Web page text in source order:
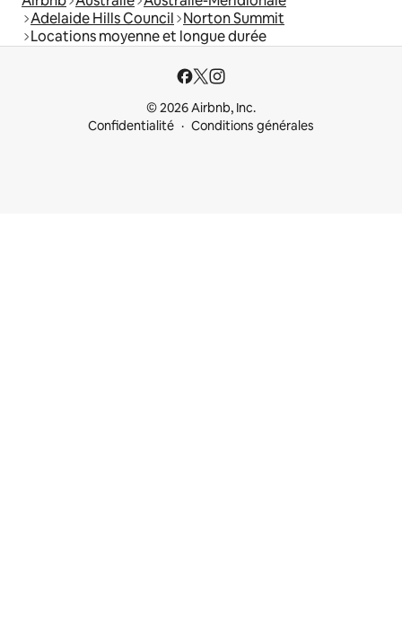
Adelaide Hills Council Norton Summit
Locations moyenne et longue durée
© 2026 Airbnb, Inc.
Confidentialité
Conditions générales